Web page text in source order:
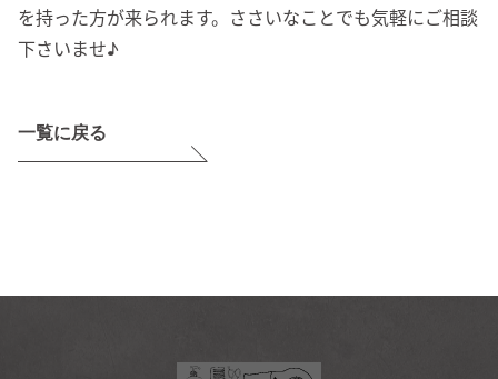
を持った方が来られます。ささいなことでも気軽にご相談
下さいませ♪
一覧に戻る